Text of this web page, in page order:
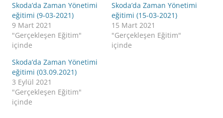
Skoda’da Zaman Yönetimi
eğitimi (9-03-2021)
9 Mart 2021
"Gerçekleşen Eğitim"
içinde
Skoda’da Zaman Yönetimi
eğitimi (15-03-2021)
15 Mart 2021
"Gerçekleşen Eğitim"
içinde
Skoda’da Zaman Yönetimi
eğitimi (03.09.2021)
3 Eylül 2021
"Gerçekleşen Eğitim"
içinde